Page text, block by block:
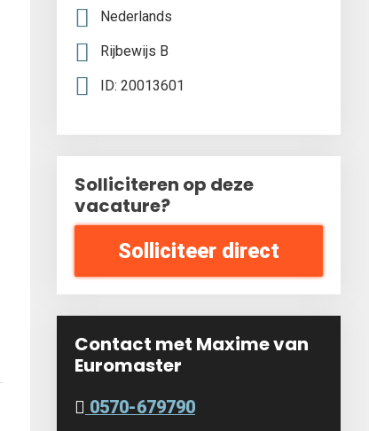
Nederlands
Rijbewijs B
ID: 20013601
Solliciteren op deze
vacature?
Solliciteer direct
Contact met Maxime van
Euromaster
0570-679790